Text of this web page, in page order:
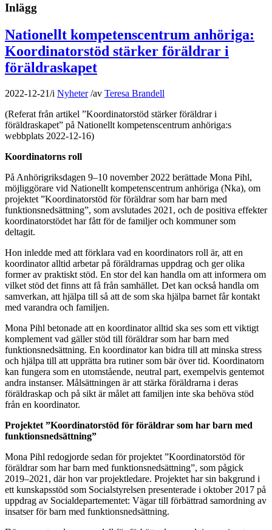
Inlägg
Nationellt kompetenscentrum anhöriga:
Koordinatorstöd stärker föräldrar i
föräldraskapet
2022-12-21/i Nyheter /av Teresa Brandell
(Referat från artikel ”Koordinatorstöd stärker föräldrar i
föräldraskapet” på Nationellt kompetenscentrum anhöriga:s
webbplats 2022-12-16)
Koordinatorns roll
På Anhörigriksdagen 9–10 november 2022 berättade Mona Pihl,
möjliggörare vid Nationellt kompetenscentrum anhöriga (Nka), om
projektet ”Koordinatorstöd för föräldrar som har barn med
funktionsnedsättning”, som avslutades 2021, och de positiva effekter
koordinatorstödet har fått för de familjer och kommuner som
deltagit.
Hon inledde med att förklara vad en koordinators roll är, att en
koordinator alltid arbetar på föräldrarnas uppdrag och ger olika
former av praktiskt stöd. En stor del kan handla om att informera om
vilket stöd det finns att få från samhället. Det kan också handla om
samverkan, att hjälpa till så att de som ska hjälpa barnet får kontakt
med varandra och familjen.
Mona Pihl betonade att en koordinator alltid ska ses som ett viktigt
komplement vad gäller stöd till föräldrar som har barn med
funktionsnedsättning. En koordinator kan bidra till att minska stress
och hjälpa till att upprätta bra rutiner som bär över tid. Koordinatorn
kan fungera som en utomstående, neutral part, exempelvis gentemot
andra instanser. Målsättningen är att stärka föräldrarna i deras
föräldraskap och på sikt är målet att familjen inte ska behöva stöd
från en koordinator.
Projektet ”Koordinatorstöd för föräldrar som har barn med
funktionsnedsättning”
Mona Pihl redogjorde sedan för projektet ”Koordinatorstöd för
föräldrar som har barn med funktionsnedsättning”, som pågick
2019–2021, där hon var projektledare. Projektet har sin bakgrund i
ett kunskapsstöd som Socialstyrelsen presenterade i oktober 2017 på
uppdrag av Socialdepartementet: Vägar till förbättrad samordning av
insatser för barn med funktionsnedsättning.